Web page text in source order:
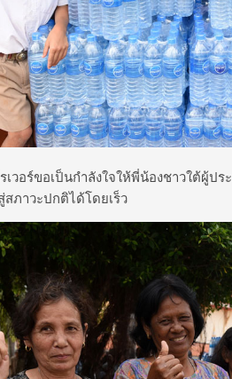
เวอร์ขอเป็นกำลังใจให้พี่น้องชาวใต้ผู้
ภาวะปกติได้โดยเร็ว